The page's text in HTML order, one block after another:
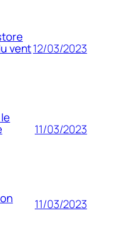
vent12/03/2023
11/03/2023
11/03/2023